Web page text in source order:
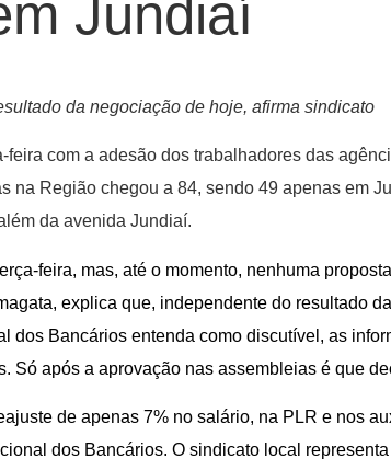
Jundiaí
da negociação de hoje, afirma sindicato
com a adesão dos trabalhadores das
na Região chegou a 84, sendo 49 apenas em
da avenida Jundiaí.
feira, mas, até o momento, nenhuma
explica que, independente do resultado
dos Bancários entenda como discutível, as
Só após a aprovação nas assembleias é que
de apenas 7% no salário, na PLR e nos
dos Bancários. O sindicato local